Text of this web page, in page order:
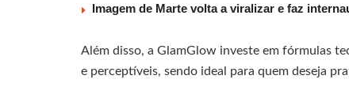
Imagem de Marte volta a viralizar e faz
Além disso, a GlamGlow investe em fórmulas
e perceptíveis, sendo ideal para quem deseja